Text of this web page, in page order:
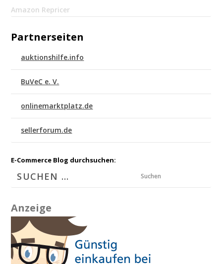
Amazon Repricer
Partnerseiten
auktionshilfe.info
BuVeC e. V.
onlinemarktplatz.de
sellerforum.de
E-Commerce Blog durchsuchen:
Suchen
Anzeige